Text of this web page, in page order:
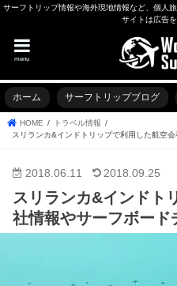
サーフトリップ情報や海外現地情報など、個人
サイトは広告
menu
ホーム サーフトリップブログ
HOME
トラベル情報
スリランカ&インドトリップで利用した航空
2018.06.11 2018.09.25
スリランカ&インドト
社情報やサーフボード